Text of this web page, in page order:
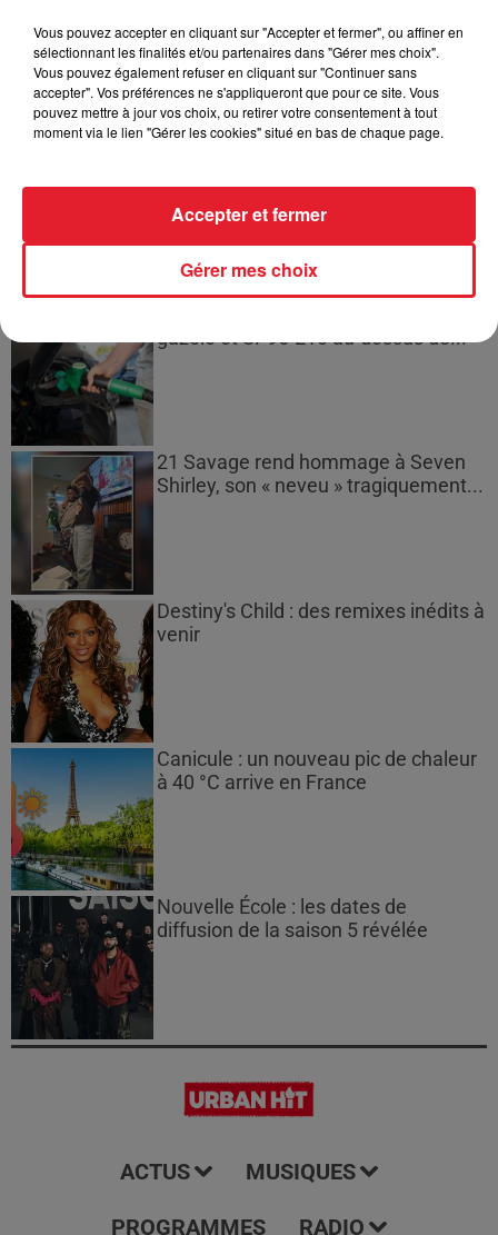
plusieurs semaines avant
l'extinction...
de deux militaires disparus...
gazole et SP95-E10 au-dessus de...
21 Savage rend hommage à Seven
Shirley, son « neveu » tragiquement...
Destiny's Child : des remixes inédits à
venir
Canicule : un nouveau pic de chaleur
à 40 °C arrive en France
Nouvelle École : les dates de
diffusion de la saison 5 révélée
ACTUS MUSIQUES
PROGRAMMES RADIO
Vous pouvez accepter en cliquant sur "Accepter et fermer", ou affiner en
sélectionnant les finalités et/ou partenaires dans "Gérer mes choix".
Vous pouvez également refuser en cliquant sur "Continuer sans
accepter". Vos préférences ne s'appliqueront que pour ce site. Vous
pouvez mettre à jour vos choix, ou retirer votre consentement à tout
moment via le lien "Gérer les cookies" situé en bas de chaque page.
Gérer mes choix
Accepter et fermer